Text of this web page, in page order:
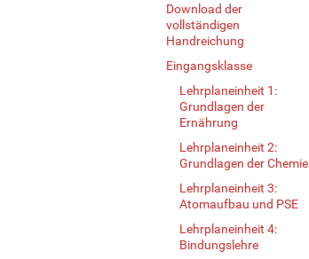
Download der
vollständigen
Handreichung
Eingangsklasse
Lehrplaneinheit 1:
Grundlagen der
Ernährung
Lehrplaneinheit 2:
Grundlagen der Chemie
Lehrplaneinheit 3:
Atomaufbau und PSE
Lehrplaneinheit 4:
Bindungslehre